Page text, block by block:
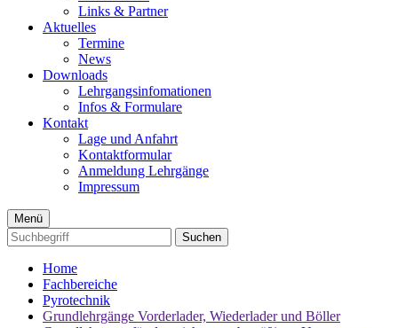
Links & Partner
Aktuelles
Termine
News
Downloads
Lehrgangsinfomationen
Infos & Formulare
Kontakt
Lage und Anfahrt
Kontaktformular
Anmeldung Lehrgänge
Impressum
Menü
Suchen
Home
Fachbereiche
Pyrotechnik
Grundlehrgänge Vorderlader, Wiederlader und Böller